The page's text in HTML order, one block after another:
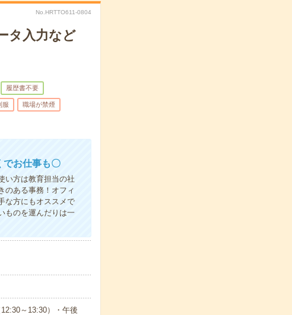
No.HRTTO611-0804
タ入力など
履歴書不要
服 職場が禁煙
でお仕事も〇
い方は教育担当の社
のある事務！オフィ
な方にもオススメで
ものを運んだりは一
～13:30）・午後